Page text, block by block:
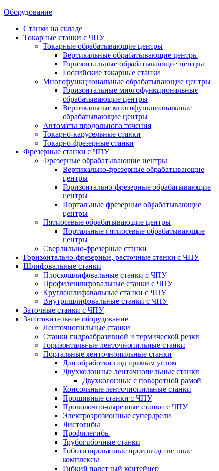
Оборудование
Станки на складе
Токарные станки с ЧПУ
Токарные обрабатывающие центры
Вертикальные обрабатывающие центры
Горизонтальные обрабатывающие центры
Российские токарные станки
Многофункциональные обрабатывающие центры
Горизонтальные многофункциональные
обрабатывающие центры
Вертикальные многофункциональные
обрабатывающие центры
Автоматы продольного точения
Токарно-карусельные станки
Токарно-фрезерные станки
Фрезерные станки с ЧПУ
Фрезерные обрабатывающие центры
Вертикально-фрезерные обрабатывающие
центры
Горизонтально-фрезерные обрабатывающие
центры
Портальные фрезерные обрабатывающие
центры
Пятиосевые обрабатывающие центры
Портальные пятиосевые обрабатывающие
центры
Сверлильно-фрезерные станки
Горизонтально-фрезерные, расточные станки с ЧПУ
Шлифовальные станки
Плоскошлифовальные станки с ЧПУ
Профилешлифовальные станки с ЧПУ
Круглошлифовальные станки с ЧПУ
Внутришлифовальные станки с ЧПУ
Заточные станки с ЧПУ
Заготовительное оборудование
Ленточнопильные станки
Станки гидроабразивной и термической резки
Горизонтальные ленточнопильные станки
Портальные ленточнопильные станки
Для обработки под прямым углом
Двухколонные ленточнопильные станки
Двухколонные с поворотной рамой
Консольные ленточнопильные станки
Прошивные станки с ЧПУ
Проволочно-вырезные станки с ЧПУ
Электроэрозионные супердрели
Листогибы
Профилегибы
Трубогибочные станки
Роботизированные производственные
комплексы
Гибкий палетный контейнер